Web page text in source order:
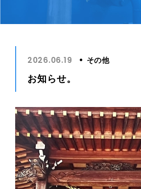
2026.06.19 その他
お知らせ。